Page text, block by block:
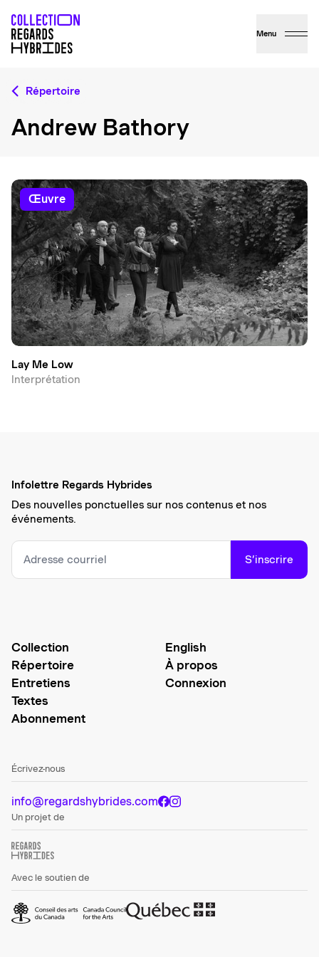
Menu
Répertoire
Andrew Bathory
œuvre
Lay Me Low
Interprétation
Infolettre Regards Hybrides
Des nouvelles ponctuelles sur nos contenus et nos
événements.
S’inscrire
Collection
Répertoire
Entretiens
Textes
Abonnement
English
À propos
Connexion
Écrivez-nous
info@regardshybrides.com
Un projet de
Avec le soutien de